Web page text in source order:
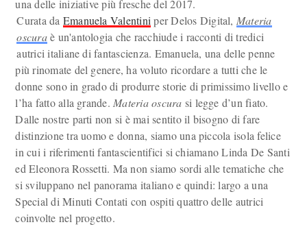
una delle iniziative più fresche del 2017.
Curata da Emanuela Valentini per Delos Digital, Materia
oscuraè un'antologia che racchiude i racconti di tredici
autrici italiane di fantascienza. Emanuela, una delle penne
più rinomate del genere, ha voluto ricordare a tutti che le
donne sono in grado di produrre storie di primissimo livello e
l’ha fatto alla grande. Materia oscura si legge d’un fiato.
Dalle nostre parti non si è mai sentito il bisogno di fare
distinzione tra uomo e donna, siamo una piccola isola felice
in cui i riferimenti fantascientifici si chiamano Linda De Santi
ed Eleonora Rossetti. Ma non siamo sordi alle tematiche che
si sviluppano nel panorama italiano e quindi: largo a una
Special di Minuti Contati con ospiti quattro delle autrici
coinvolte nel progetto.